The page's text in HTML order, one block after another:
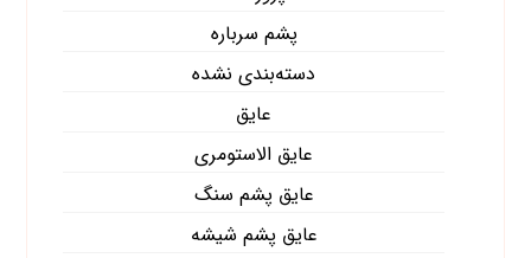
پشم سرباره
دسته‌بندی نشده
عایق
عایق الاستومری
عایق پشم سنگ
عایق پشم شیشه